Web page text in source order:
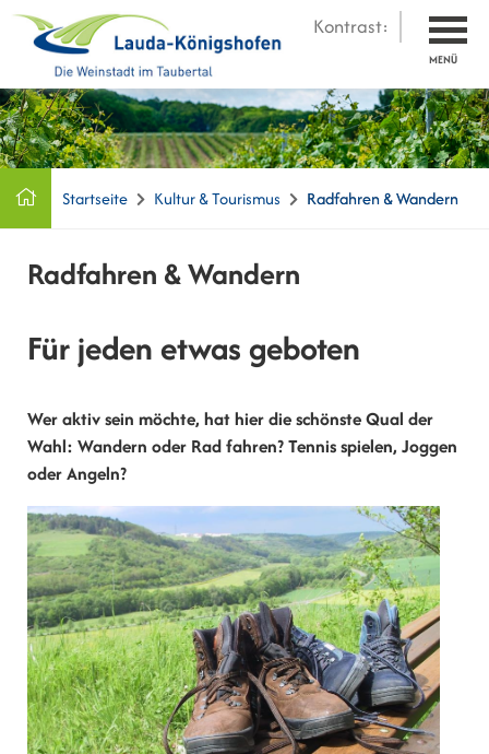
Kontrast:
MENÜ
Startseite Kultur & Tourismus Radfahren & Wandern
Radfahren & Wandern
Für jeden etwas geboten
Wer aktiv sein möchte, hat hier die schönste Qual der
Wahl: Wandern oder Rad fahren? Tennis spielen, Joggen
oder Angeln?